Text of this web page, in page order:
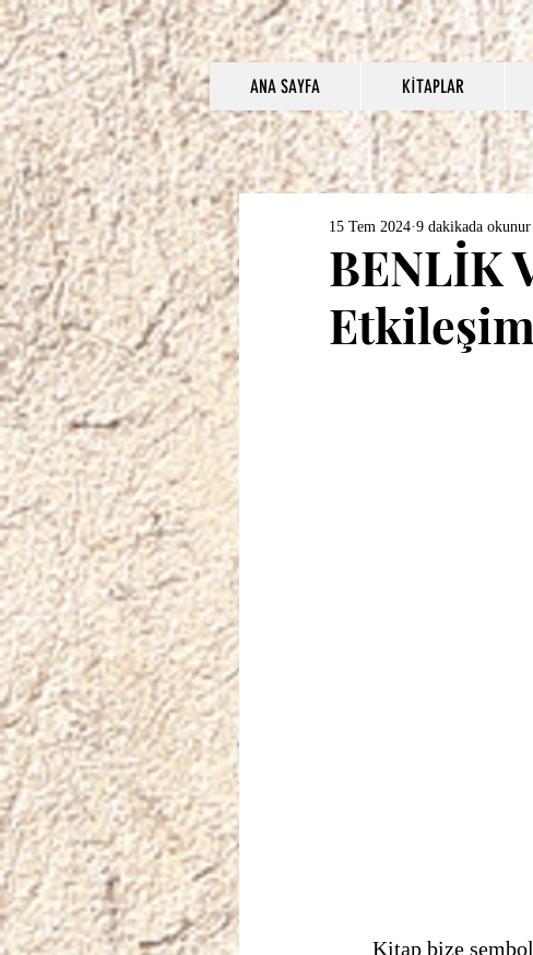
ANA SAYFA KİTAPLAR
BENLİK
15 Tem 2024 9 dakikada okunur